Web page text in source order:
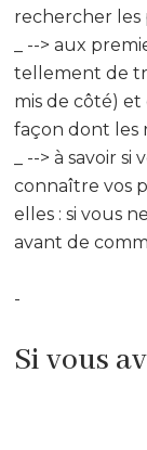
rechercher les
_ --> aux
tellement de
mis de côté)
façon dont les
_ --> à savoir
connaître vos
elles : si vous
avant de
-
Si vous